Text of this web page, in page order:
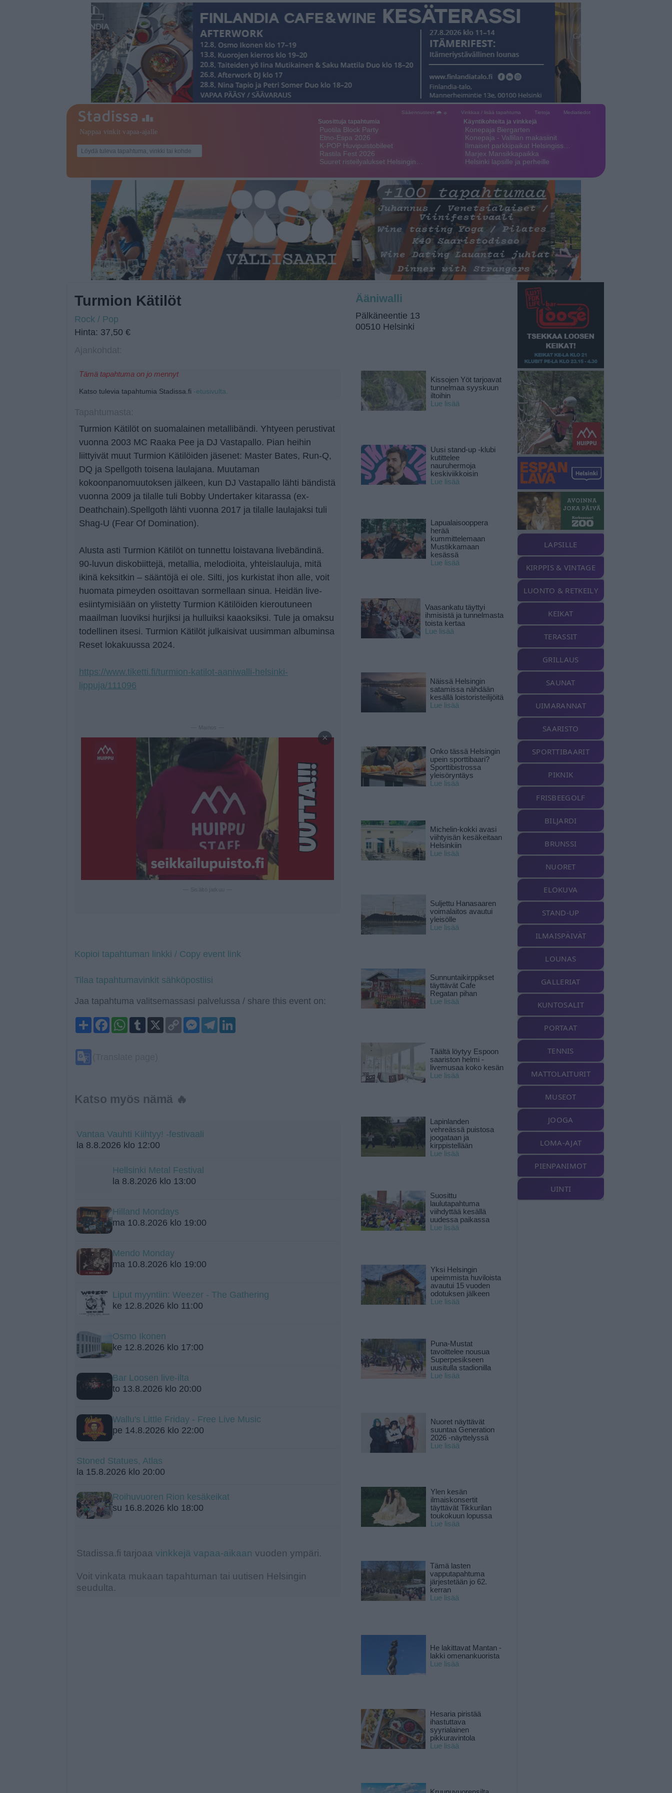
Sääennusteet 🌧 ☼ Vinkkaa / lisää tapahtuma Tietoja Mediatiedot
Suosittuja tapahtumia
Puotila Block Party
Etno-Espa 2026
K-POP Huvipuistobileet
Rastila Fest 2026
Suuret risteilyalukset Helsingin…
Käyntikohteita ja vinkkejä
Konepaja Biergarten
Konepaja - Vallilan makasiinit
Ilmaiset parkkipaikat Helsingiss…
Marjex Mansikkapaikka
Helsinki lapsille ja perheille
Turmion Kätilöt
Rock / Pop
Hinta: 37,50 €
Tämä tapahtuma on jo mennyt
Katso tulevia tapahtumia Stadissa.fi -etusivulta.
Turmion Kätilöt on suomalainen metallibändi. Yhtyeen perustivat
vuonna 2003 MC Raaka Pee ja DJ Vastapallo. Pian heihin
liittyivät muut Turmion Kätilöiden jäsenet: Master Bates, Run-Q,
DQ ja Spellgoth toisena laulajana. Muutaman
kokoonpanomuutoksen jälkeen, kun DJ Vastapallo lähti bändistä
vuonna 2009 ja tilalle tuli Bobby Undertaker kitarassa (ex-
Deathchain).Spellgoth lähti vuonna 2017 ja tilalle laulajaksi tuli
Shag-U (Fear Of Domination).
Alusta asti Turmion Kätilöt on tunnettu loistavana livebändinä.
90-luvun diskobiittejä, metallia, melodioita, yhteislauluja, mitä
ikinä keksitkin – sääntöjä ei ole. Silti, jos kurkistat ihon alle, voit
huomata pimeyden osoittavan sormellaan sinua. Heidän live-
esiintymisiään on ylistetty Turmion Kätilöiden kieroutuneen
maailman luoviksi hurjiksi ja hulluiksi kaaoksiksi. Tule ja omaksu
todellinen itsesi. Turmion Kätilöt julkaisivat uusimman albuminsa
Reset lokakuussa 2024.
https://www.tiketti.fi/turmion-katilot-aaniwalli-helsinki-
lippuja/111096
— Mainos —
×
Kopioi tapahtuman linkki / Copy event link
Tilaa tapahtumavinkit sähköpostiisi
Jaa tapahtuma valitsemassasi palvelussa / share this event on:
ShareFacebookWhatsApp
Tumblr
X
Copy
Link
Messenger
Telegram
Katso myös nämä 🔥
Vantaa Vauhti Kiihtyy! -festivaali
la 8.8.2026 klo 12:00
Hellsinki Metal Festival
la 8.8.2026 klo 13:00
Hilland Mondays
ma 10.8.2026 klo 19:00
Mendo Monday
ma 10.8.2026 klo 19:00
Liput myyntiin: Weezer - The Gathering
ke 12.8.2026 klo 11:00
Osmo Ikonen
ke 12.8.2026 klo 17:00
Bar Loosen live-ilta
to 13.8.2026 klo 20:00
Wallu's Little Friday - Free Live Music
pe 14.8.2026 klo 22:00
Stoned Statues, Atlas
la 15.8.2026 klo 20:00
Roihuvuoren Rion kesäkeikat
su 16.8.2026 klo 18:00
Stadissa.fi tarjoaa vinkkejä vapaa-aikaan vuoden ympäri.
Voit vinkata mukaan tapahtuman tai uutisen Helsingin
seudulta.
Ääniwalli
Pälkäneentie 13
00510 Helsinki
Kissojen Yöt tarjoavat
tunnelmaa syyskuun
iltoihin
Lue lisää
Uusi stand-up -klubi
kutittelee
nauruhermoja
keskiviikkoisin
Lue lisää
Lapualaisooppera
herää
kummittelemaan
Mustikkamaan
kesässä
Lue lisää
Vaasankatu täyttyi
ihmisistä ja tunnelmasta
toista kertaa
Lue lisää
Näissä Helsingin
satamissa nähdään
kesällä loistoristeilijöitä
Lue lisää
Onko tässä Helsingin
upein sporttibaari?
Sporttibistrossa
yleisöryntäys
Lue lisää
Michelin-kokki avasi
viihtyisän kesäkeitaan
Helsinkiin
Lue lisää
Suljettu Hanasaaren
voimalaitos avautui
yleisölle
Lue lisää
Sunnuntaikirppikset
täyttävät Cafe
Regatan pihan
Lue lisää
Täältä löytyy Espoon
saariston helmi -
livemusaa koko kesän
Lue lisää
Lapinlanden
vehreässä puistosa
joogataan ja
kirppistellään
Lue lisää
Suosittu
laulutapahtuma
viihdyttää kesällä
uudessa paikassa
Lue lisää
Yksi Helsingin
upeimmista huviloista
avautui 15 vuoden
odotuksen jälkeen
Lue lisää
Puna-Mustat
tavoittelee nousua
Superpesikseen
uusitulla stadionilla
Lue lisää
Nuoret näyttävät
suuntaa Generation
2026 -näyttelyssä
Lue lisää
Ylen kesän
ilmaiskonsertit
täyttävät Tikkurilan
toukokuun lopussa
Lue lisää
Tämä lasten
vapputapahtuma
järjestetään jo 62.
kerran
Lue lisää
He lakittavat Mantan -
lakki omenankuorista
Lue lisää
Hesaria piristää
ihastuttava
syyrialainen
pikkuravintola
Lue lisää
LAPSILLE
KIRPPIS & VINTAGE
LUONTO & RETKEILY
KEIKAT
TERASSIT
GRILLAUS
SAUNAT
UIMARANNAT
SAARISTO
SPORTTIBAARIT
PIKNIK
FRISBEEGOLF
BILJARDI
BRUNSSI
NUORET
ELOKUVA
STAND-UP
ILMAISPÄIVÄT
LOUNAS
GALLERIAT
KUNTOSALIT
PORTAAT
TENNIS
MATTOLAITURIT
MUSEOT
JOOGA
LOMA-AJAT
PIENPANIMOT
UINTI